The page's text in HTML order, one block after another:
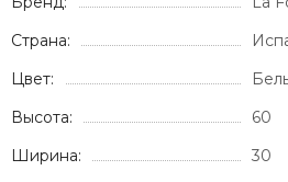
Страна:
Цвет:
Высота:
60
Ширина:
30